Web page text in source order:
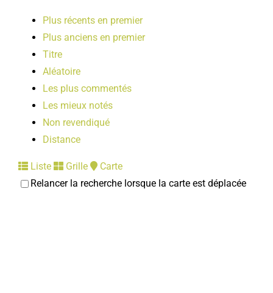
Plus récents en premier
Plus anciens en premier
Titre
Aléatoire
Les plus commentés
Les mieux notés
Non revendiqué
Distance
Liste Grille
Carte
Relancer la recherche lorsque la carte est déplacée